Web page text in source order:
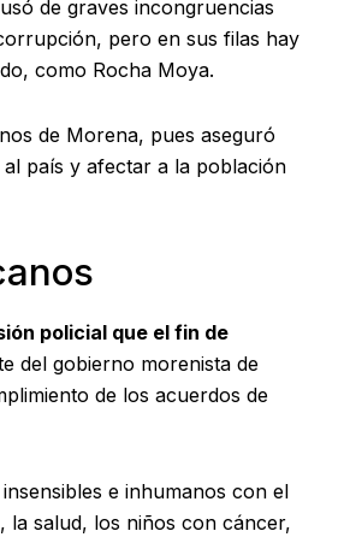
de graves incongruencias
pero en sus filas hay
como Rocha Moya.
de Morena, pues aseguró
país y afectar a la población
policial que el fin de
del gobierno morenista de
de los acuerdos de
e inhumanos con el
la salud, los niños con cáncer,